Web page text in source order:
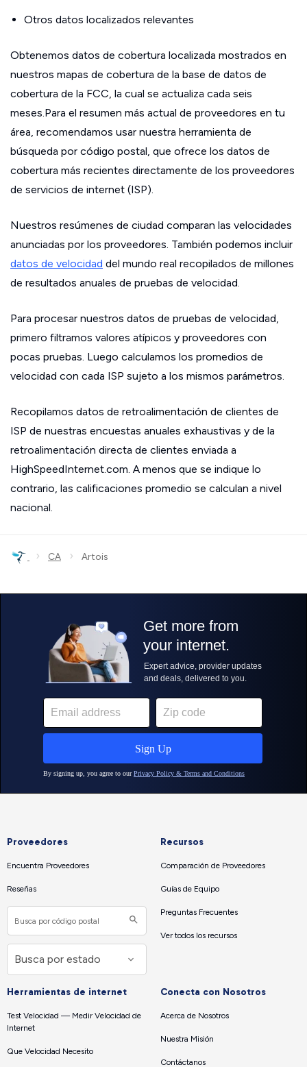
Otros datos localizados relevantes
Obtenemos datos de cobertura localizada mostrados en
nuestros mapas de cobertura de la base de datos de
cobertura de la FCC, la cual se actualiza cada seis
meses.Para el resumen más actual de proveedores en tu
área, recomendamos usar nuestra herramienta de
búsqueda por código postal, que ofrece los datos de
cobertura más recientes directamente de los proveedores
de servicios de internet (ISP).
Nuestros resúmenes de ciudad comparan las velocidades
anunciadas por los proveedores. También podemos incluir
datos de velocidad del mundo real recopilados de millones
de resultados anuales de pruebas de velocidad.
Para procesar nuestros datos de pruebas de velocidad,
primero filtramos valores atípicos y proveedores con
pocas pruebas. Luego calculamos los promedios de
velocidad con cada ISP sujeto a los mismos parámetros.
Recopilamos datos de retroalimentación de clientes de
ISP de nuestras encuestas anuales exhaustivas y de la
retroalimentación directa de clientes enviada a
HighSpeedInternet.com. A menos que se indique lo
contrario, las calificaciones promedio se calculan a nivel
nacional.
› CA › Artois
Proveedores
Encuentra Proveedores
Reseñas
Recursos
Comparación de Proveedores
Guías de Equipo
Preguntas Frecuentes
Ver todos los recursos
Herramientas de internet
Test Velocidad — Medir Velocidad de
Internet
Que Velocidad Necesito
Conecta con Nosotros
Acerca de Nosotros
Nuestra Misión
Contáctanos